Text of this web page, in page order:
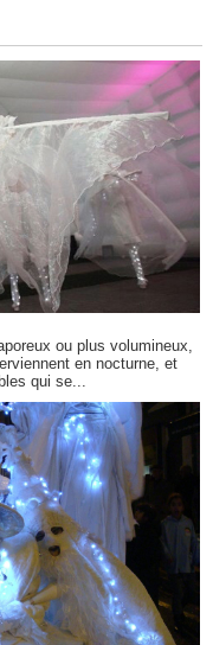
ou plus volumineux,
en nocturne, et
qui se...